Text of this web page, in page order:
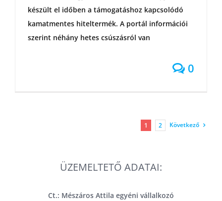
készült el időben a támogatáshoz kapcsolódó
kamatmentes hiteltermék. A portál információi
szerint néhány hetes csúszásról van
0
1 2 Következő
ÜZEMELTETŐ ADATAI:
Ct.: Mészáros Attila egyéni vállalkozó